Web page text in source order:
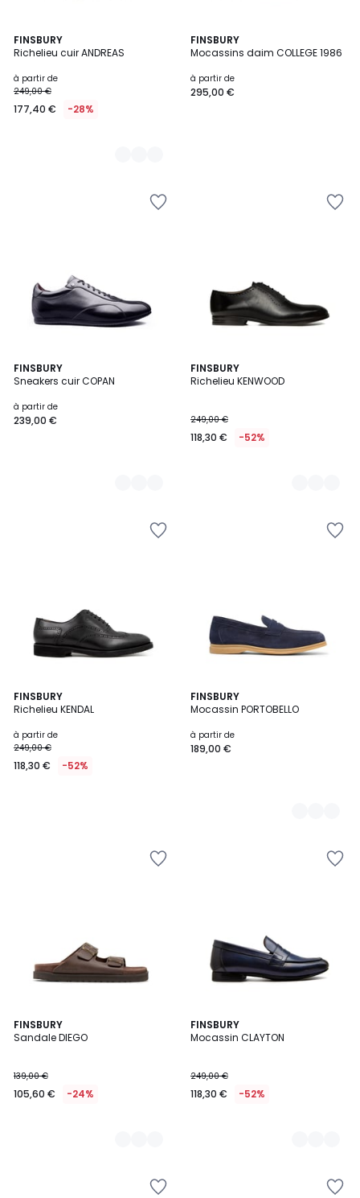
FINSBURY
Richelieu cuir ANDREAS
à partir de
249,00 €
177,40 € -28%
2
Couleurs
FINSBURY
Mocassins daim COLLEGE 1986
à partir de
295,00 €
FINSBURY
Sneakers cuir COPAN
à partir de
239,00 €
3
Couleurs
FINSBURY
Richelieu KENWOOD
249,00 €
118,30 € -52%
2
Couleurs
FINSBURY
Richelieu KENDAL
à partir de
249,00 €
118,30 € -52%
FINSBURY
Mocassin PORTOBELLO
à partir de
189,00 €
3
Couleurs
FINSBURY
Sandale DIEGO
139,00 €
105,60 € -24%
3
Couleurs
FINSBURY
Mocassin CLAYTON
249,00 €
118,30 € -52%
2
Couleurs